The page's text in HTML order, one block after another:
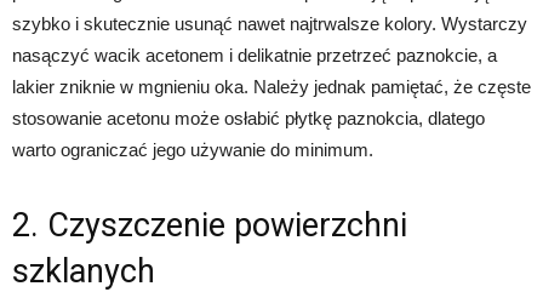
szybko i skutecznie usunąć nawet najtrwalsze kolory. Wystarczy
nasączyć wacik acetonem i delikatnie przetrzeć paznokcie, a
lakier zniknie w mgnieniu oka. Należy jednak pamiętać, że częste
stosowanie acetonu może osłabić płytkę paznokcia, dlatego
warto ograniczać jego używanie do minimum.
2. Czyszczenie powierzchni
szklanych